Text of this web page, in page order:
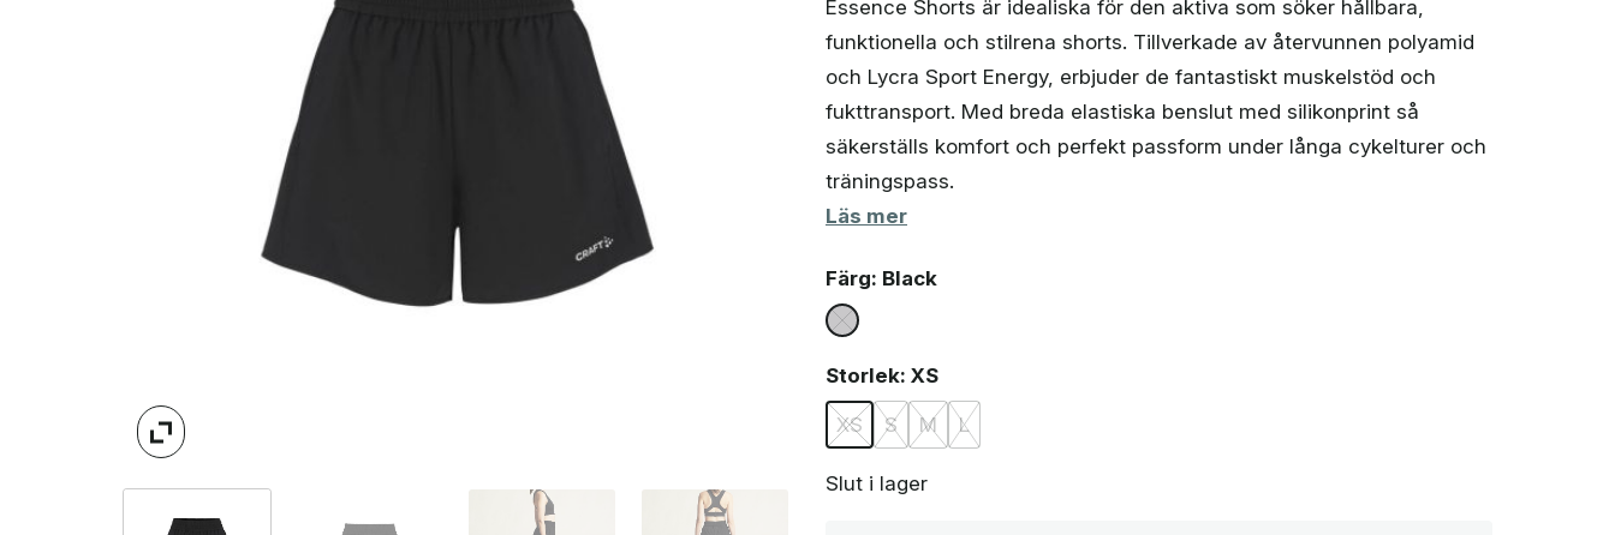
Essence Shorts är idealiska för den aktiva som söker hållbara,
funktionella och stilrena shorts. Tillverkade av återvunnen polyamid
och Lycra Sport Energy, erbjuder de fantastiskt muskelstöd och
fukttransport. Med breda elastiska benslut med silikonprint så
säkerställs komfort och perfekt passform under långa cykelturer och
träningspass.
Läs mer
Färg: Black
Storlek: XS
XS S M L
Slut i lager